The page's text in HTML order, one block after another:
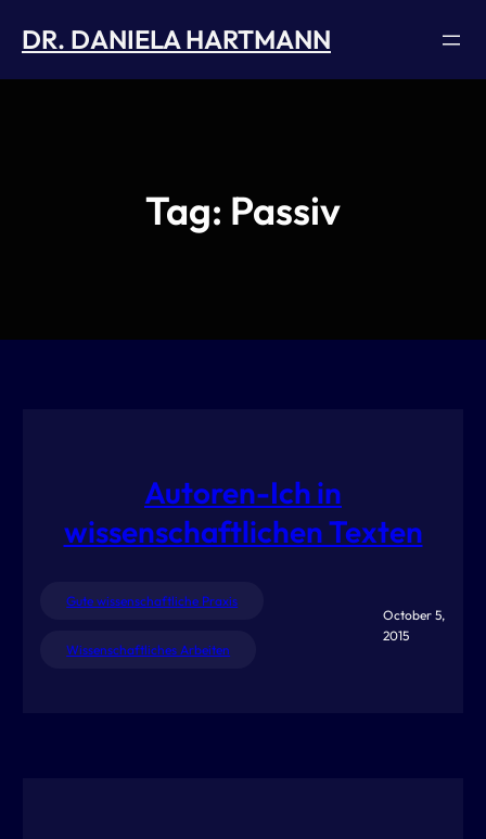
DR. DANIELA HARTMANN
Tag: Passiv
Autoren-Ich in
wissenschaftlichen Texten
Gute wissenschaftliche Praxis
Wissenschaftliches Arbeiten
October 5,
2015